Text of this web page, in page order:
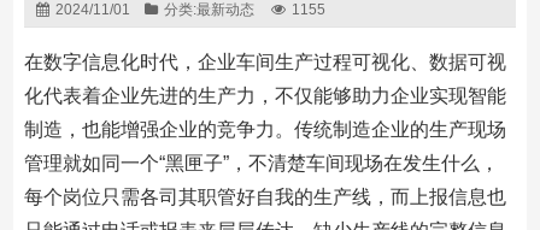
2024/11/01 分类:最新动态 1155
在数字信息化时代，企业车间生产过程可视化、数据可视
化代表着企业先进的生产力，不仅能够助力企业实现智能
制造，也能增强企业的竞争力。传统制造企业的生产现场
管理就如同一个“黑匣子”，不清楚车间现场在发生什么，
每个岗位只需各司其职管好自我的生产线，而上报信息也